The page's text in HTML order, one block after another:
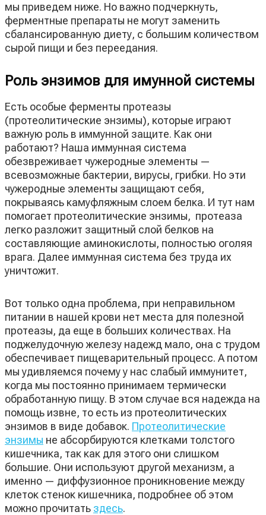
мы приведем ниже. Но важно подчеркнуть,
ферментные препараты не могут заменить
сбалансированную диету, с большим количеством
сырой пищи и без переедания.
Роль энзимов для имунной системы
Есть особые ферменты протеазы
(протеолитические энзимы), которые играют
важную роль в иммунной защите. Как они
работают? Наша иммунная система
обезвреживает чужеродные элементы —
всевозможные бактерии, вирусы, грибки. Но эти
чужеродные элементы защищают себя,
покрываясь камуфляжным слоем белка. И тут нам
помогает протеолитические энзимы, протеаза
легко разложит защитный слой белков на
составляющие аминокислоты, полностью оголяя
врага. Далее иммунная система без труда их
уничтожит.
Вот только одна проблема, при неправильном
питании в нашей крови нет места для полезной
протеазы, да еще в больших количествах. На
поджелудочную железу надежд мало, она с трудом
обеспечивает пищеварительный процесс. А потом
мы удивляемся почему у нас слабый иммунитет,
когда мы постоянно принимаем термически
обработанную пищу. В этом случае вся надежда на
помощь извне, то есть из протеолитических
энзимов в виде добавок. Протеолитические
энзимы не абсорбируются клетками толстого
кишечника, так как для этого они слишком
большие. Они используют другой механизм, а
именно — диффузионное проникновение между
клеток стенок кишечника, подробнее об этом
можно прочитать здесь.